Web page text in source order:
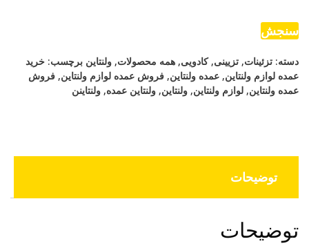
عدد
سنجش
دسته: تزئینات, تزیینی,کادویی, همه محصولات, ولنتاین برچسب: خرید
عمده لوازم ولنتاین, عمده ولنتاین, فروش عمده لوازم ولنتاین, فروش
عمده ولنتاین, لوازم ولنتاین, ولنتاین, ولنتاین عمده, ولنتاینن
توضیحات
توضیحات